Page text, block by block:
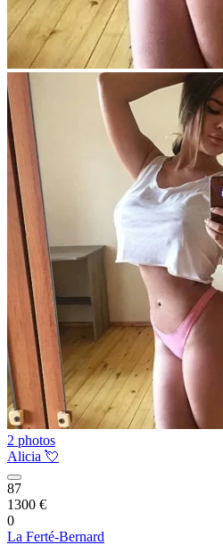
2 photos
Alicia 💘
87
1300 €
0
La Ferté-Bernard